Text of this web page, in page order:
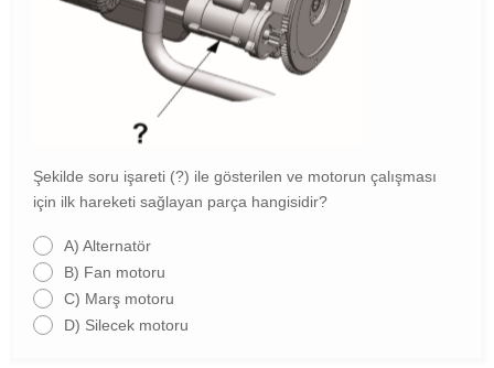
Şekilde soru işareti (?) ile gösterilen ve motorun çalışması
için ilk hareketi sağlayan parça hangisidir?
A) Alternatör
B) Fan motoru
C) Marş motoru
D) Silecek motoru